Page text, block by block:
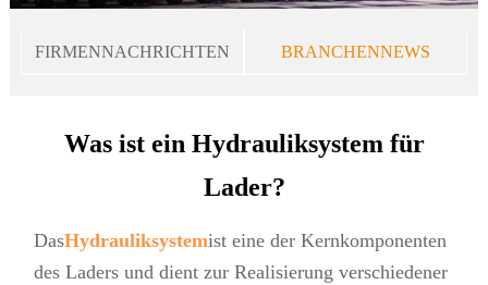
FIRMENNACHRICHTEN BRANCHENNEWS
Was ist ein Hydrauliksystem für
Lader?
DasHydrauliksystemist eine der Kernkomponenten
des Laders und dient zur Realisierung verschiedener